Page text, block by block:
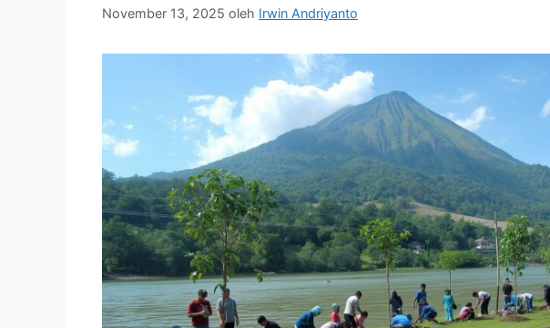
November 13, 2025 oleh Irwin Andriyanto